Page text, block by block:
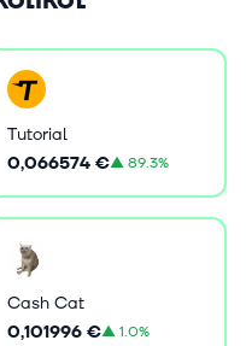
Tutorial
0,066574 €▲89.3%
Cash Cat
0,101996 €▲1.0%